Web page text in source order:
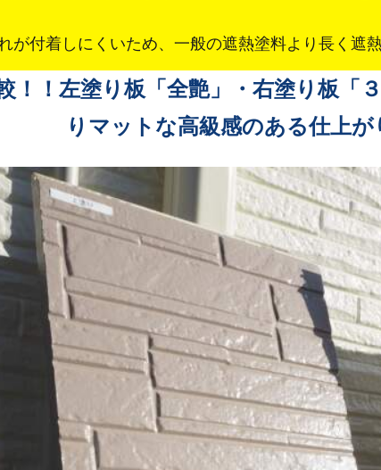
が付着しにくいため、一般の遮熱塗料より長く遮
！！左塗り板「全艶」・右塗り板「
りマットな高級感のある仕上が